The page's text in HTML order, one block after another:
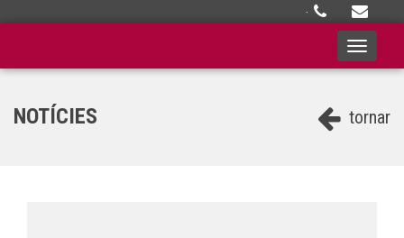
·
Toggle
tornar
NOTÍCIES